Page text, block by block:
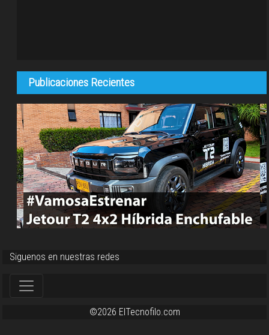
Publicaciones Recientes
Siguenos en nuestras redes
©2026 ElTecnofilo.com